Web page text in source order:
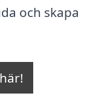
och skapa